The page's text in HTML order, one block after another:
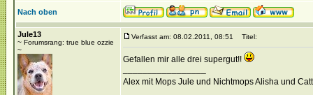
Nach oben
Jule13
~ Forumsrang: true blue ozzie
~
Verfasst am: 08.02.2011, 08:51 Titel:
Gefallen mir alle drei supergut!!
Alex mit Mops Jule und Nichtmops Alisha und